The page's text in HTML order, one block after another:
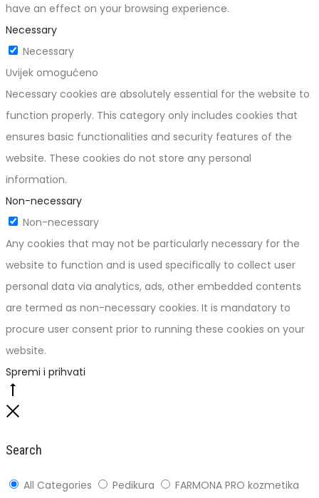
have an effect on your browsing experience.
Necessary
Necessary
Uvijek omogućeno
Necessary cookies are absolutely essential for the website to
function properly. This category only includes cookies that
ensures basic functionalities and security features of the
website. These cookies do not store any personal
information.
Non-necessary
Non-necessary
Any cookies that may not be particularly necessary for the
website to function and is used specifically to collect user
personal data via analytics, ads, other embedded contents
are termed as non-necessary cookies. It is mandatory to
procure user consent prior to running these cookies on your
website.
Spremi i prihvati
Search
All Categories Pedikura
FARMONA PRO kozmetika